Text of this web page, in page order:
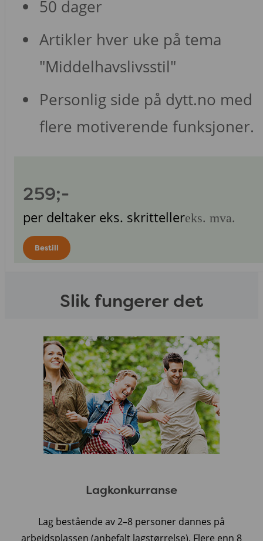
50 dager
Artikler hver uke på tema
"Middelhavslivsstil"
Personlig side på dytt.no med
flere motiverende funksjoner.
259;-
per deltaker eks. skrittellereks. mva.
Bestill
Slik fungerer det
Lagkonkurranse
Lag bestående av 2–8 personer dannes på
arbeidsplassen (anbefalt lagstørrelse). Flere enn 8